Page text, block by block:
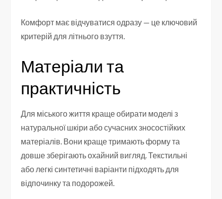
Комфорт має відчуватися одразу — це ключовий
критерій для літнього взуття.
Матеріали та
практичність
Для міського життя краще обирати моделі з
натуральної шкіри або сучасних зносостійких
матеріалів. Вони краще тримають форму та
довше зберігають охайний вигляд. Текстильні
або легкі синтетичні варіанти підходять для
відпочинку та подорожей.